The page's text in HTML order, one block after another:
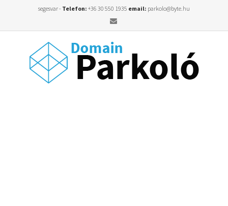
segesvar - Telefon: +36 30 550 1935 email: parkolo@byte.hu
Email